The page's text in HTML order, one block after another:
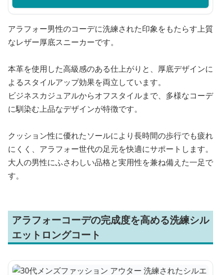
アラフォー男性のコーデに洗練された印象をもたらす上質
なレザー厚底スニーカーです。
本革を使用した高級感のある仕上がりと、厚底デザインに
よるスタイルアップ効果を両立しています。
ビジネスカジュアルからオフスタイルまで、多様なコーデ
に馴染む上品なデザインが特徴です。
クッション性に優れたソールにより長時間の歩行でも疲れ
にくく、アラフォー世代の足元を快適にサポートします。
大人の男性にふさわしい品格と実用性を兼ね備えた一足で
す。
アラフォーコーデの完成度を高める洗練シル
エットロングコート